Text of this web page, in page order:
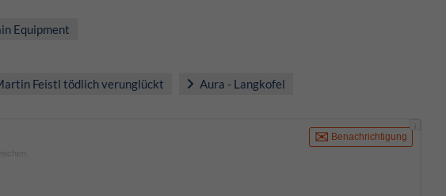
Equipment
Feistl tödlich verunglückt Aura - Langkofel
Benachrichtigung